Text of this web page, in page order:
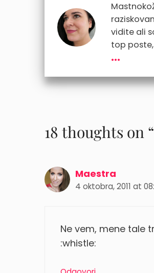
vidite ali
top poste,
...
18 thoughts on
Maestra
4 oktobra, 2011 at
Ne vem, mene tale
:whistle: